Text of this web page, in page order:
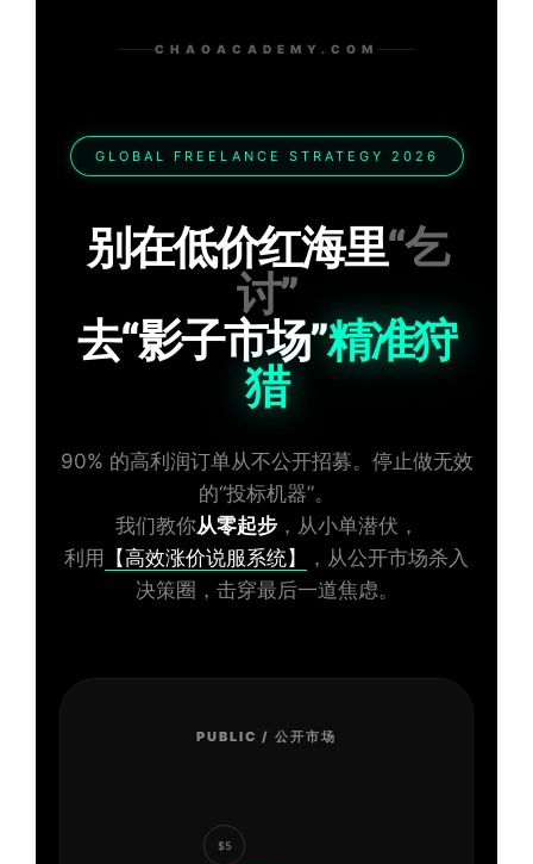
CHAOACADEMY.COM
GLOBAL FREELANCE STRATEGY 2026
别在低价红海里“乞
讨”
去“影子市场”精准狩
猎
90% 的高利润订单从不公开招募。停止做无效
的“投标机器”。
我们教你从零起步，从小单潜伏，
利用 【高效涨价说服系统】
，从公开市场杀入
决策圈，击穿最后一道焦虑。
PUBLIC / 公开市场
$5